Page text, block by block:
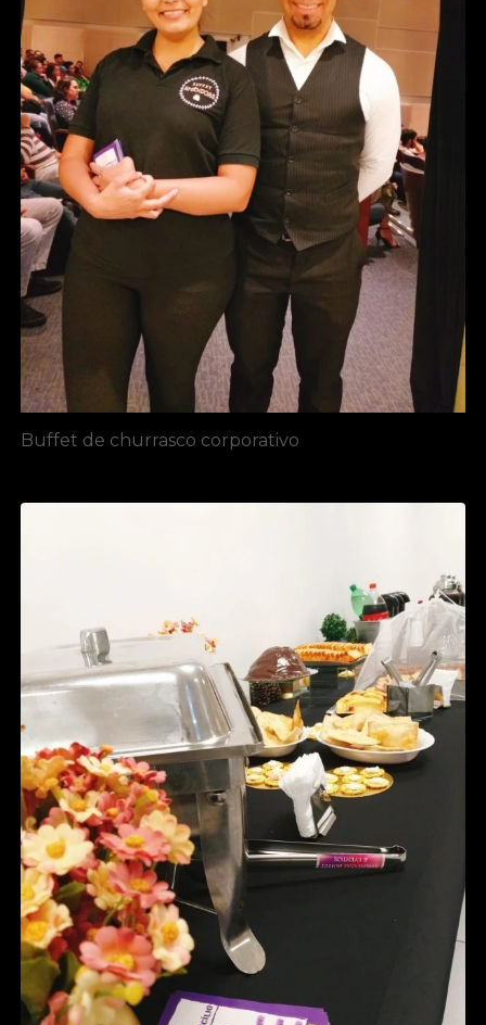
Buffet de churrasco corporativo